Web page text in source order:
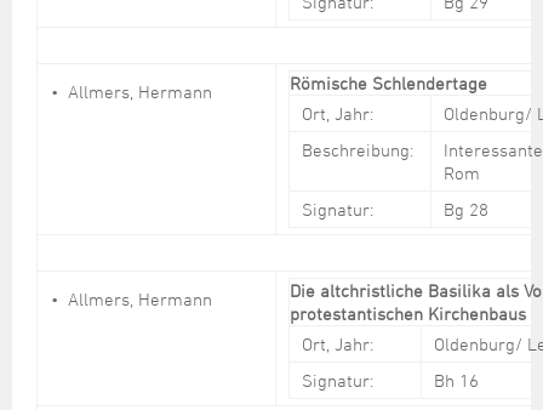
Allmers, Hermann
Römische Schlendertage
Ort, Jahr:
Oldenburg/
Beschreibung:
Rom
Signatur:
Bg 28
Allmers, Hermann
Die altchristliche Basilika als
protestantischen Kirchenbaus
Ort, Jahr:
Oldenburg/
Signatur:
Bh 16